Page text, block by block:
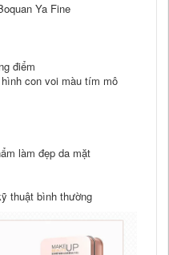
Ya Fine
điểm
con voi màu tím mô
làm đẹp da mặt
thuật bình thường